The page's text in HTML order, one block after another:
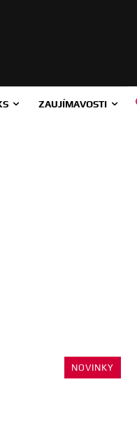
ZAUJÍMAVOSTI
NOVINKY